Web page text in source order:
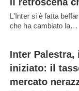
L'Inter si è fatta
che ha cambiato la…
Inter
iniziato: il
mercato